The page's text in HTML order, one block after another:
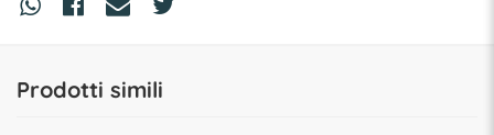
Prodotti simili